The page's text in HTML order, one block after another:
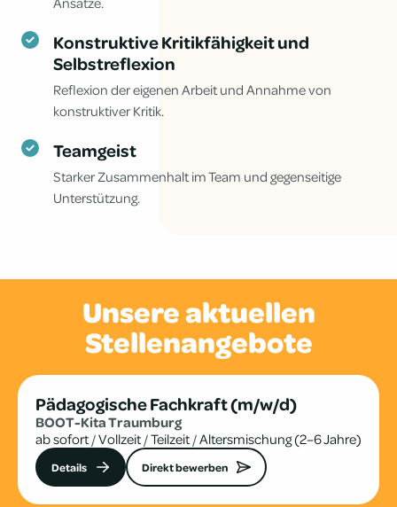
Konstruktive Kritikfähigkeit und
Selbstreflexion
Reflexion der eigenen Arbeit und Annahme von
konstruktiver Kritik.
Teamgeist
Starker Zusammenhalt im Team und gegenseitige
Unterstützung.
Unsere aktuellen
Stellenangebote
Pädagogische Fachkraft (m/w/d)
BOOT-Kita Traum­burg
ab sofort /Vollzeit /Teilzeit /Altersmischung (2–6 Jahre)
Details Direkt bewerben